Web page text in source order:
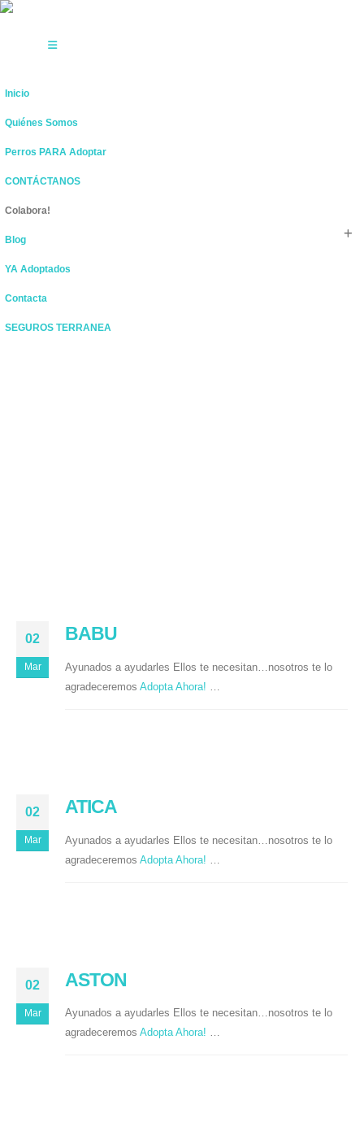
Inicio
Quiénes Somos
Perros PARA Adoptar
CONTÁCTANOS
Colabora!
Blog
YA Adoptados
Contacta
SEGUROS TERRANEA
02
Mar
BABU
Ayunados a ayudarles Ellos te necesitan…nosotros te lo
agradeceremos Adopta Ahora! …
02
Mar
ATICA
Ayunados a ayudarles Ellos te necesitan…nosotros te lo
agradeceremos Adopta Ahora!
02
Mar
ASTON
Ayunados a ayudarles Ellos te necesitan…nosotros te lo
agradeceremos Adopta Ahora! …